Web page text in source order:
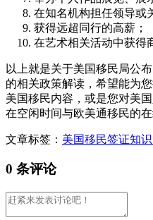
在知名机构担任领导或
获得远超同行的高薪；
在艺术相关活动中获得
以上就是关于美国移民局公
的相关政策解读，希望能为
美国移民内容，或是您对美
在空闲时间与欧美通移民的在
文章标签： 美国移民签证知识
0 条评论